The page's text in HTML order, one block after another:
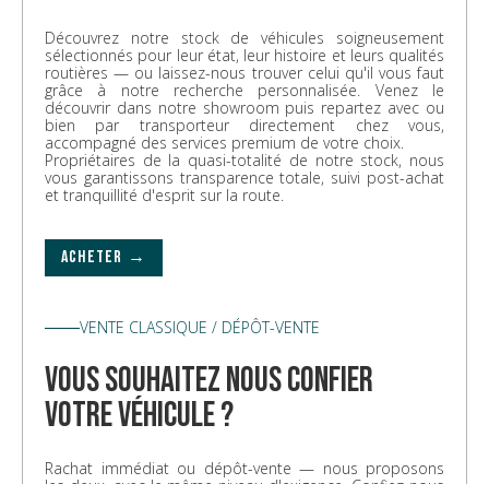
Découvrez notre stock de véhicules soigneusement
sélectionnés pour leur état, leur histoire et leurs qualités
routières — ou laissez-nous trouver celui qu'il vous faut
grâce à notre recherche personnalisée. Venez le
découvrir dans notre showroom puis repartez avec ou
bien par transporteur directement chez vous,
accompagné des services premium de votre choix.
Propriétaires de la quasi-totalité de notre stock, nous
vous garantissons transparence totale, suivi post-achat
et tranquillité d'esprit sur la route.
ACHETER →
VENTE CLASSIQUE / DÉPÔT-VENTE
vous souhaitez nous confier
votre véhicule ?
Rachat immédiat ou dépôt-vente — nous proposons